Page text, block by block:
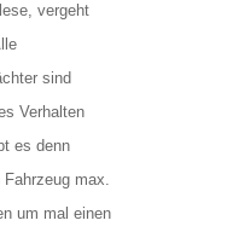
vergeht
sind
Verhalten
es denn
max.
um mal einen